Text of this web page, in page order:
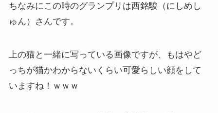
ちなみにこの時のグランプリは西銘駿（にしめし
ゅん）さんです。
上の猫と一緒に写っている画像ですが、もはやど
っちが猫かわからないくらい可愛らしい顔をして
いますね！ｗｗｗ